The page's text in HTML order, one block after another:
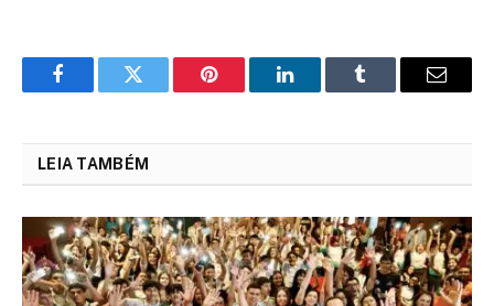
FacebookTwitter Pinterest LinkedInTumblr Email
LEIA TAMBÉM